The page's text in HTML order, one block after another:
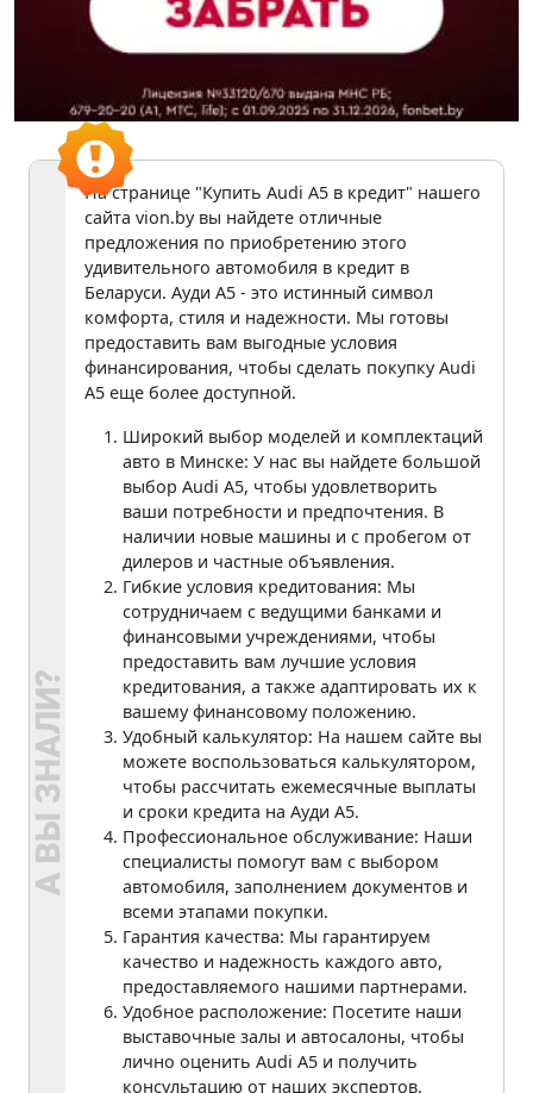
На странице "Купить Audi A5 в кредит" нашего
сайта vion.by вы найдете отличные
предложения по приобретению этого
удивительного автомобиля в кредит в
Беларуси. Ауди A5 - это истинный символ
комфорта, стиля и надежности. Мы готовы
предоставить вам выгодные условия
финансирования, чтобы сделать покупку Audi
A5 еще более доступной.
Широкий выбор моделей и комплектаций
авто в Минске: У нас вы найдете большой
выбор Audi A5, чтобы удовлетворить
ваши потребности и предпочтения. В
наличии новые машины и с пробегом от
дилеров и частные объявления.
Гибкие условия кредитования: Мы
сотрудничаем с ведущими банками и
финансовыми учреждениями, чтобы
предоставить вам лучшие условия
кредитования, а также адаптировать их к
вашему финансовому положению.
Удобный калькулятор: На нашем сайте вы
можете воспользоваться калькулятором,
чтобы рассчитать ежемесячные выплаты
и сроки кредита на Ауди A5.
Профессиональное обслуживание: Наши
специалисты помогут вам с выбором
автомобиля, заполнением документов и
всеми этапами покупки.
Гарантия качества: Мы гарантируем
качество и надежность каждого авто,
предоставляемого нашими партнерами.
Удобное расположение: Посетите наши
выставочные залы и автосалоны, чтобы
лично оценить Audi A5 и получить
консультацию от наших экспертов.